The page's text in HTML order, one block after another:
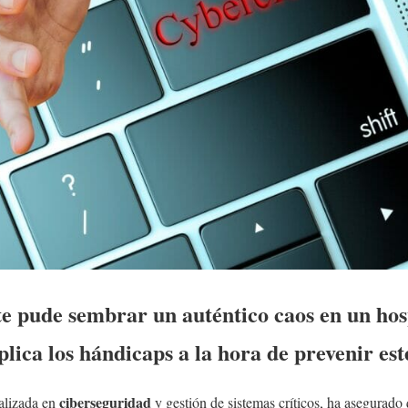
pude sembrar un auténtico caos en un
los hándicaps a la hora de prevenir
en ciberseguridady gestión de sistemas críticos, ha